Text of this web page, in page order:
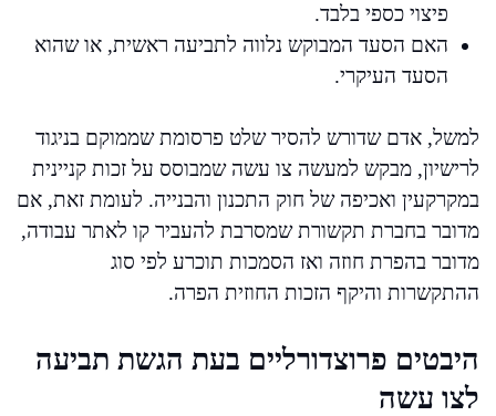
פיצוי כספי בלבד.
האם הסעד המבוקש נלווה לתביעה ראשית, או שהוא
הסעד העיקרי.
למשל, אדם שדורש להסיר שלט פרסומת שממוקם בניגוד
לרישיון, מבקש למעשה צו עשה שמבוסס על זכות קניינית
במקרקעין ואכיפה של חוק התכנון והבנייה. לעומת זאת, אם
מדובר בחברת תקשורת שמסרבת להעביר קו לאתר עבודה,
מדובר בהפרת חוזה ואז הסמכות תוכרע לפי סוג
ההתקשרות והיקף הזכות החוזית הפרה.
היבטים פרוצדורליים בעת הגשת תביעה
לצו עשה